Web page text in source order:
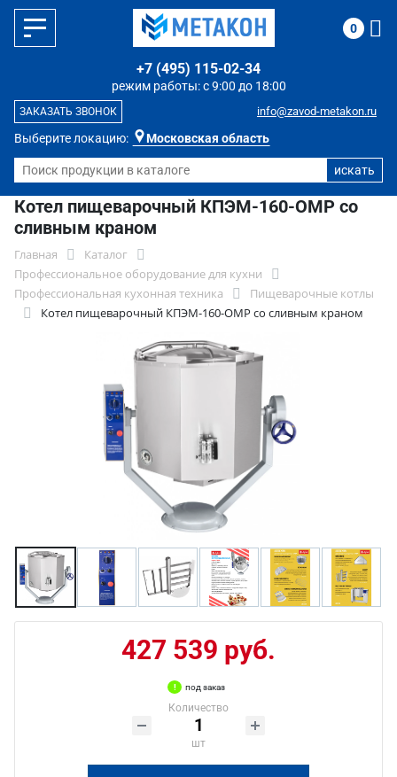
Выберите локацию: Московская область
режим работы: с 9:00 до 18:00
+7 (495) 115-02-34
info@zavod-metakon.ru
ЗАКАЗАТЬ ЗВОНОК
0
Котел пищеварочный КПЭМ-160-ОМР со
сливным краном
Главная
Каталог
Профессиональное оборудование для кухни
Профессиональная кухонная техника
Пищеварочные котлы
Котел пищеварочный КПЭМ-160-ОМР со сливным краном
427 539 руб.
под заказ
Количество
шт